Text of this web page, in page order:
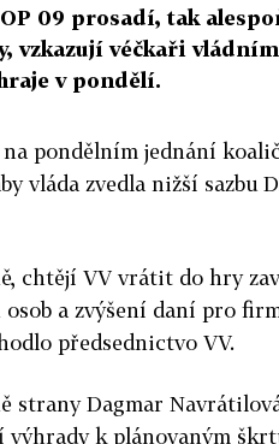
09 prosadí, tak
vzkazují véčkaři
v pondělí.
na pondělním jednání
vláda zvedla nižší sazbu
chtějí VV vrátit do hry
a zvýšení daní pro
předsednictvo VV.
strany Dagmar
výhrady k plánovaným